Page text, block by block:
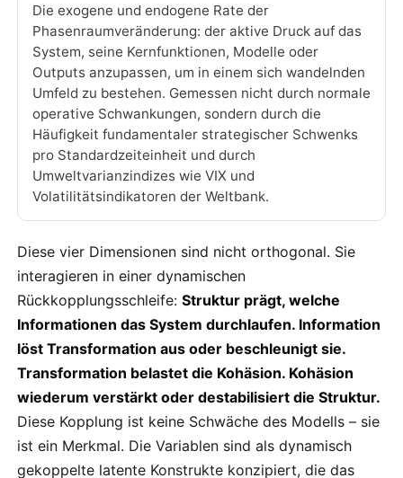
Die exogene und endogene Rate der
Phasenraumveränderung: der aktive Druck auf das
System, seine Kernfunktionen, Modelle oder
Outputs anzupassen, um in einem sich wandelnden
Umfeld zu bestehen. Gemessen nicht durch normale
operative Schwankungen, sondern durch die
Häufigkeit fundamentaler strategischer Schwenks
pro Standardzeiteinheit und durch
Umweltvarianzindizes wie VIX und
Volatilitätsindikatoren der Weltbank.
Diese vier Dimensionen sind nicht orthogonal. Sie
interagieren in einer dynamischen
Rückkopplungsschleife: Struktur prägt, welche
Informationen das System durchlaufen. Information
löst Transformation aus oder beschleunigt sie.
Transformation belastet die Kohäsion. Kohäsion
wiederum verstärkt oder destabilisiert die Struktur.
Diese Kopplung ist keine Schwäche des Modells – sie
ist ein Merkmal. Die Variablen sind als dynamisch
gekoppelte latente Konstrukte konzipiert, die das